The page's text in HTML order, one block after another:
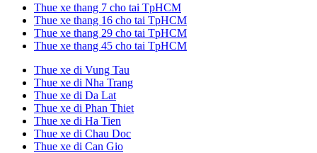
Thue xe thang 7 cho tai TpHCM
Thue xe thang 16 cho tai TpHCM
Thue xe thang 29 cho tai TpHCM
Thue xe thang 45 cho tai TpHCM
Thue xe di Vung Tau
Thue xe di Nha Trang
Thue xe di Da Lat
Thue xe di Phan Thiet
Thue xe di Ha Tien
Thue xe di Chau Doc
Thue xe di Can Gio